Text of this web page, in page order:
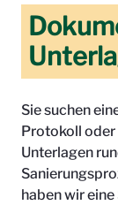
Sie suchen
Protokoll
Unterlagen
haben wir